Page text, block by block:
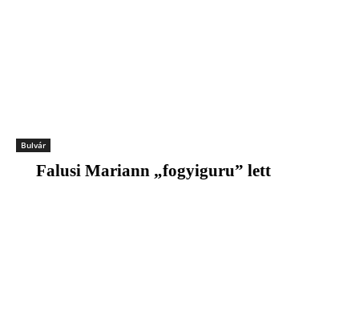
Bulvár
Falusi Mariann „fogyiguru” lett